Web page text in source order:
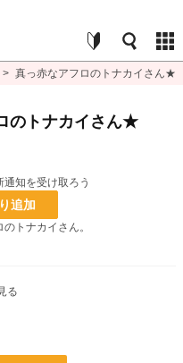
> 真っ赤なアフロのトナカイさん★
のトナカイさん★
知を受け取ろう
追加
トナカイさん。